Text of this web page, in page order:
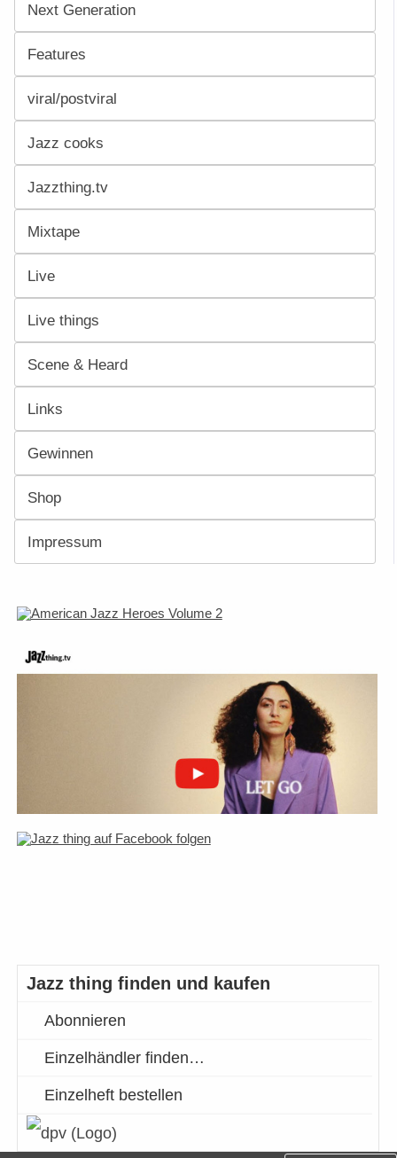
Next Generation
Features
viral/postviral
Jazz cooks
Jazzthing.tv
Mixtape
Live
Live things
Scene & Heard
Links
Gewinnen
Shop
Impressum
Jazz thing finden und kaufen
Abonnieren
Einzelhändler finden…
Einzelheft bestellen